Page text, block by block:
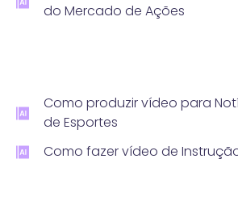
do Mercado de Ações
Como produzir vídeo para
de Esportes
Como fazer vídeo de